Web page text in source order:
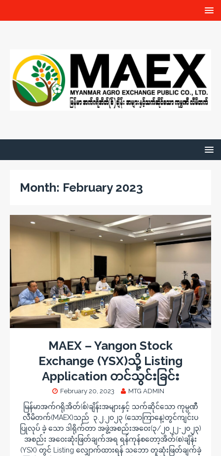
Month: February 2023
MAEX – Yangon Stock
Exchange (YSX)သို့ Listing
Application တင်သွင်းခြင်း
February 20, 2023 MTG ADMIN
မြန်မာအက်ဂရိုအိတ်(စ်)ချိန်းအများနှင့် သက်ဆိုင်သော ကုမ္ပဏီ
လီမိတက်(MAEX)သည် ၃.၂.၂၀၂၃ (သောကြာနေ့)တွင်ကျင်းပ
ပြုလုပ် ခဲ့ သော ဒါရိုက်တာ အဖွဲ့အစည်းအဝေး(၃/၂၀၂၂-၂၀၂၃)
အစည်း အဝေးဆုံးဖြတ်ချက်အရ ရန်ကုန်စတော့အိတ်(စ)ချိန်း
(YSX) တွင် Listing လျှောက်ထားရန် သဘော တူဆုံးဖြတ်ချက်ခဲ့